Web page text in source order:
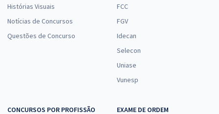
Histórias Visuais
Notícias de Concursos
Questões de Concurso
FCC
FGV
Idecan
Selecon
Uniase
Vunesp
CONCURSOS POR PROFISSÃO
EXAME DE ORDEM